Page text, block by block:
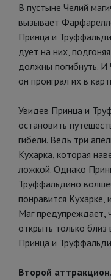
В пустыне Челий
вызывает
Принца и
дует на них,
должны погибнуть. И
он проиграл их в
Увидев Принца и
остановить
гибели. Ведь три
Кухарка, которая
ложкой. Однако
Труффальдино
понравится Кухарке,
Маг предупреждает,
открыть только
Принца и
Второй